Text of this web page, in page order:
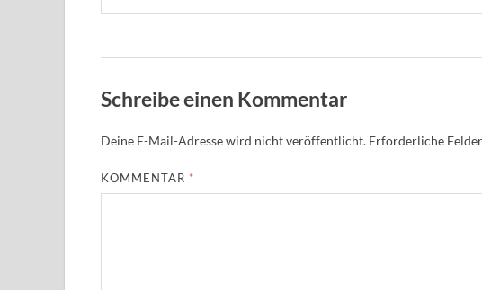
Schreibe einen Kommentar
Deine E-Mail-Adresse wird nicht veröffentlicht. Erforderliche
KOMMENTAR *